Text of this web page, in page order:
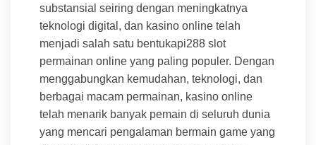
substansial seiring dengan meningkatnya
teknologi digital, dan kasino online telah
menjadi salah satu bentukapi288 slot
permainan online yang paling populer. Dengan
menggabungkan kemudahan, teknologi, dan
berbagai macam permainan, kasino online
telah menarik banyak pemain di seluruh dunia
yang mencari pengalaman bermain game yang